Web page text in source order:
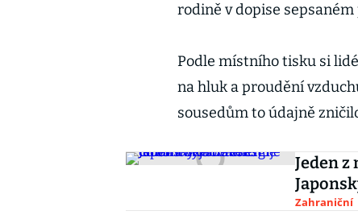
rodině v dopise
Podle místního tisku si
na hluk a proudění
sousedům to údajně
Jeden
Zahraniční